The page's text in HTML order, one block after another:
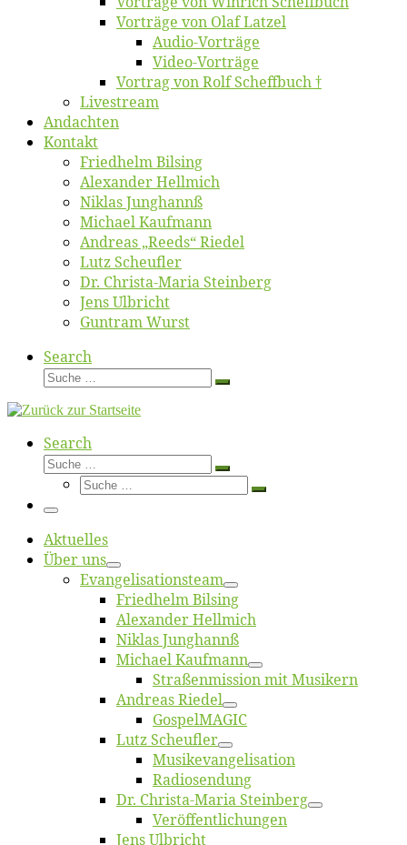
Vor­trä­ge von Olaf Latzel
Au­dio-Vor­trä­ge
Vi­deo-Vor­trä­ge
Vor­trag von Rolf Scheffbuch †
Live­stream
An­dach­ten
Kon­takt
Fried­helm Bilsing
Alex­an­der Hellmich
Ni­klas Junghannß
Mi­cha­el Kaufmann
An­dre­as „Reeds“ Riedel
Lutz Scheuf­ler
Dr. Chris­­ta-Ma­ria Steinberg
Jens Ulb­richt
Gun­tram Wurst
Search
Suche
Suche
Search
Suche
Suche
Suche
Suche
Menü
Ak­tu­el­les
Über uns
Evangelisa­tions­team
Fried­helm Bilsing
Alex­an­der Hellmich
Ni­klas Junghannß
Mi­cha­el Kaufmann
Straßenmis­sion mit Musikern
An­dre­as Riedel
Gos­pel­MA­GIC
Lutz Scheuf­ler
Musikevan­ge­li­sa­tion
Ra­dio­sen­dung
Dr. Chris­­ta-Ma­ria Steinberg
Ver­öf­fent­li­chun­gen
Jens Ulb­richt